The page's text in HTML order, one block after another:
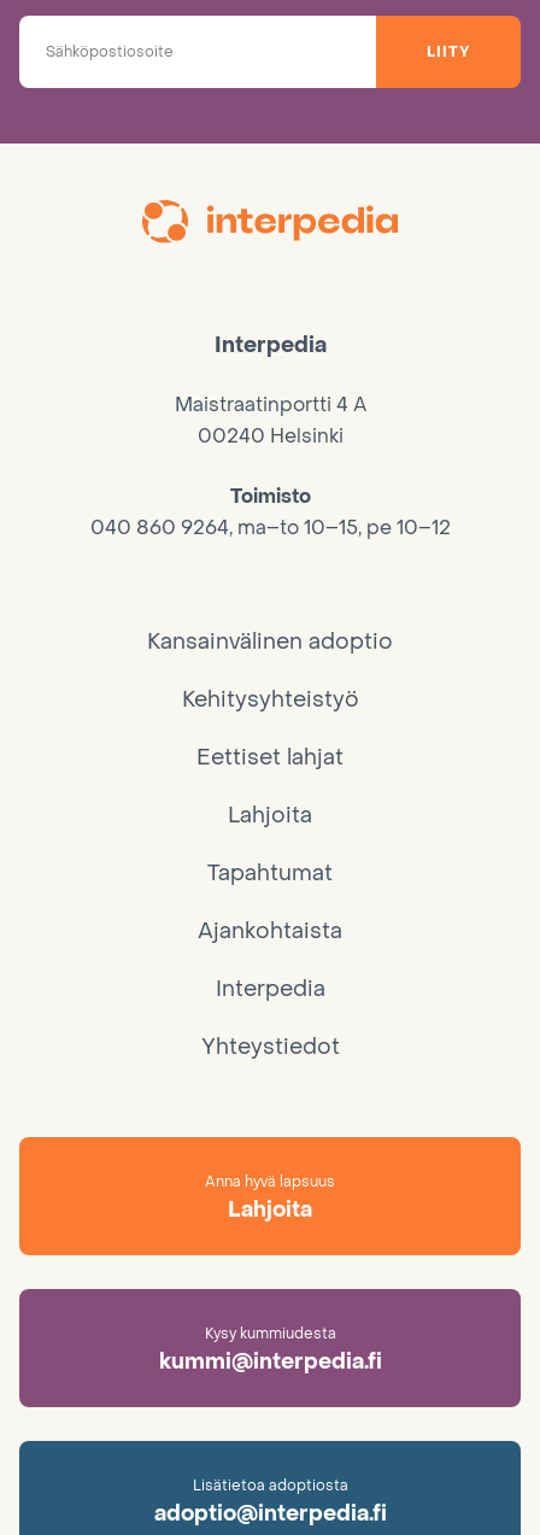
LIITY
Interpedia
Maistraatinportti 4 A
00240 Helsinki
Toimisto
040 860 9264, ma–to 10–15, pe 10–12
Kansainvälinen adoptio
Kehitysyhteistyö
Eettiset lahjat
Lahjoita
Tapahtumat
Ajankohtaista
Interpedia
Yhteystiedot
Anna hyvä lapsuus
Lahjoita
Kysy kummiudesta
kummi@interpedia.fi
Lisätietoa adoptiosta
adoptio@interpedia.fi